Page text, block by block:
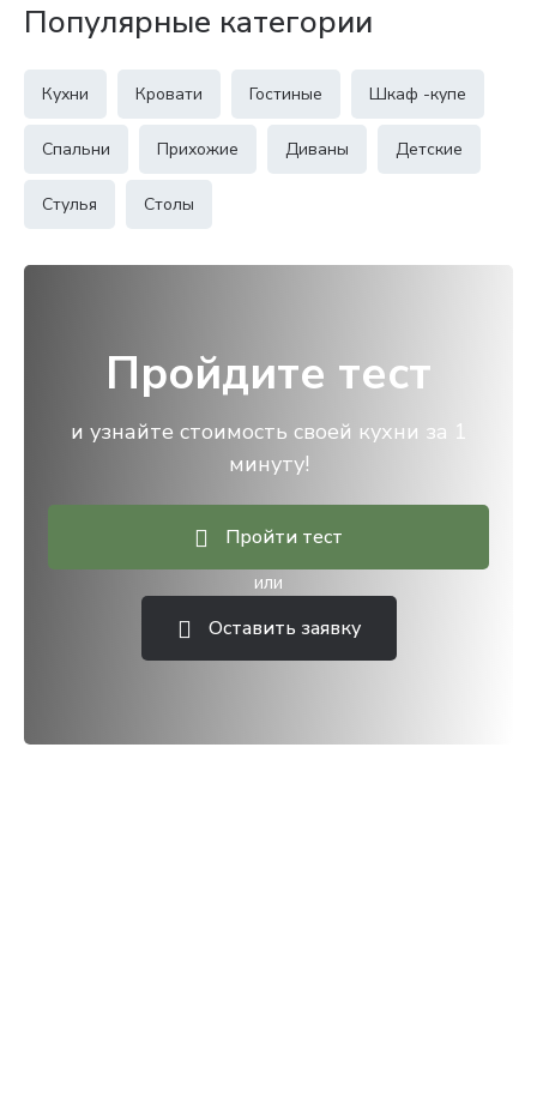
Популярные категории
Кухни Кровати Гостиные Шкаф -купе
Спальни Прихожие Диваны Детские
Стулья Столы
Пройдите тест
и узнайте стоимость своей кухни за 1
минуту!
Пройти тест
или
Оставить заявку